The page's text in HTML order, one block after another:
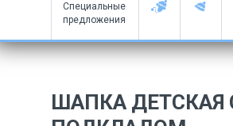
Специальные
предложения
ШАПКА ДЕТСКАЯ